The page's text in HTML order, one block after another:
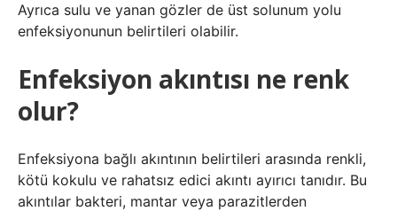
Ayrıca sulu ve yanan gözler de üst solunum yolu
enfeksiyonunun belirtileri olabilir.
Enfeksiyon akıntısı ne renk
olur?
Enfeksiyona bağlı akıntının belirtileri arasında renkli,
kötü kokulu ve rahatsız edici akıntı ayırıcı tanıdır. Bu
akıntılar bakteri, mantar veya parazitlerden